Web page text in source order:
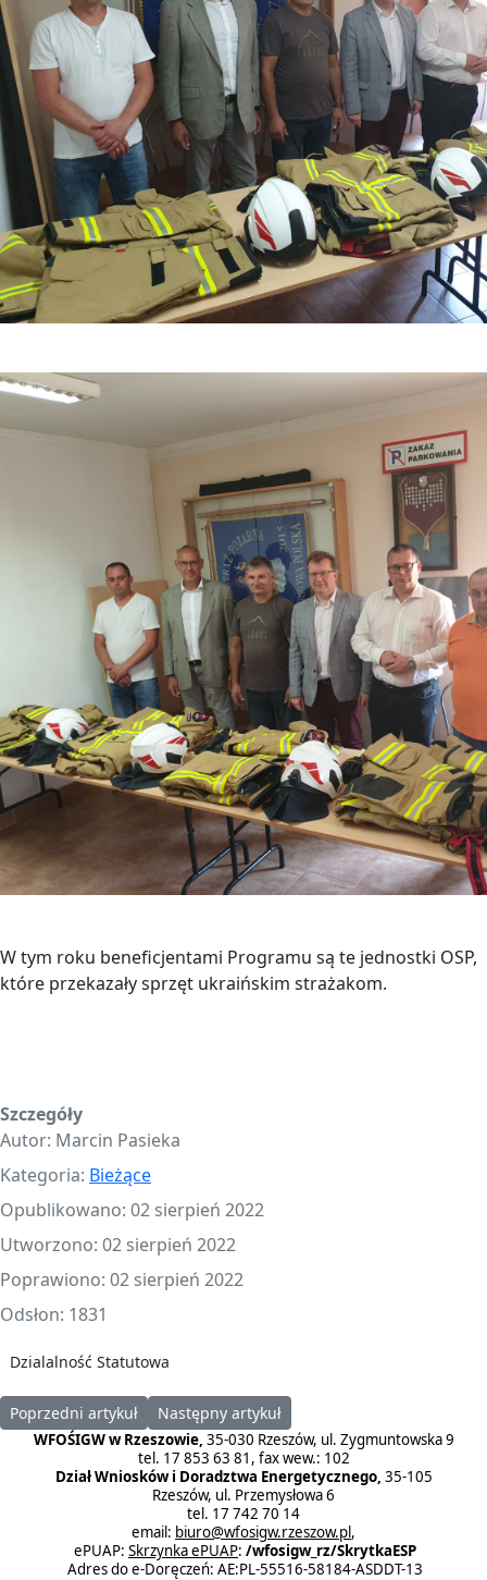
W tym roku beneficjentami Programu są te jednostki OSP,
które przekazały sprzęt ukraińskim strażakom.
Szczegóły
Autor: Marcin Pasieka
Kategoria: Bieżące
Opublikowano: 02 sierpień 2022
Utworzono: 02 sierpień 2022
Poprawiono: 02 sierpień 2022
Odsłon: 1831
Dzialalność Statutowa
Poprzedni artykuł: Rzeszów podpisał porozumienie w ramach
Poprzedni artykuł Następny artykuł: Podpisanie Umów w
Następny artykuł
WFOŚIGW w Rzeszowie, 35-030 Rzeszów, ul. Zygmuntowska 9
tel. 17 853 63 81, fax wew.: 102
Dział Wniosków i Doradztwa Energetycznego, 35-105
Rzeszów, ul. Przemysłowa 6
tel. 17 742 70 14
email: biuro@wfosigw.rzeszow.pl,
ePUAP: Skrzynka ePUAP: /wfosigw_rz/SkrytkaESP
Adres do e-Doręczeń: AE:PL-55516-58184-ASDDT-13